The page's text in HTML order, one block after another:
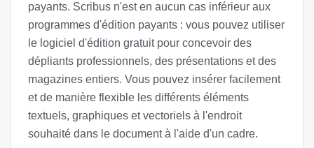
payants. Scribus n'est en aucun cas inférieur aux
programmes d'édition payants : vous pouvez utiliser
le logiciel d'édition gratuit pour concevoir des
dépliants professionnels, des présentations et des
magazines entiers. Vous pouvez insérer facilement
et de manière flexible les différents éléments
textuels, graphiques et vectoriels à l'endroit
souhaité dans le document à l'aide d'un cadre.